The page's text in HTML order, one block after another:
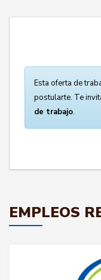
Esta oferta de
postularte. Te
de trabajo.
EMPLEOS